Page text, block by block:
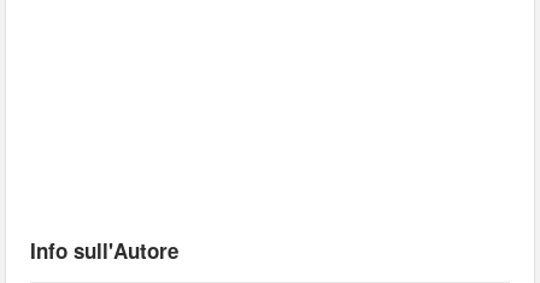
Info sull'Autore